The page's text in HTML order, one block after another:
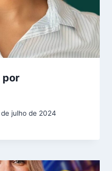
por
de julho de 2024